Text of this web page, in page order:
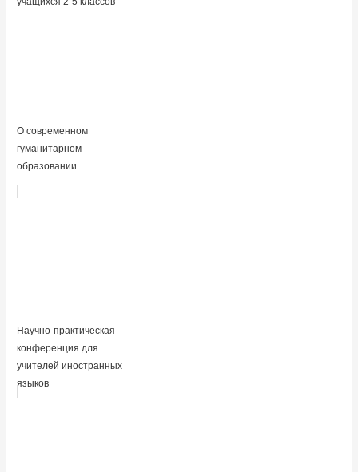
О современном
гуманитарном
образовании
Научно-практическая
конференция для
учителей иностранных
языков